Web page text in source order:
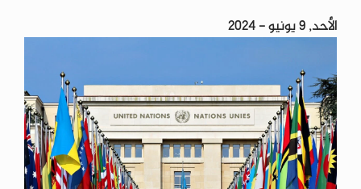
الأحد, 9 يونيو - 2024